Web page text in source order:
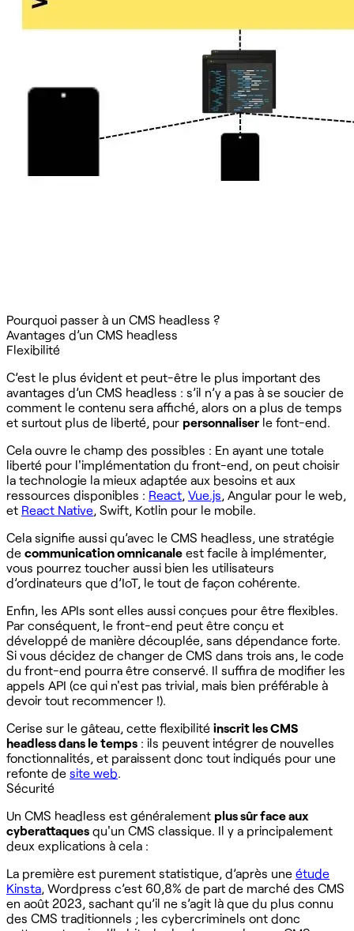
Pourquoi passer à un CMS headless ?
Avantages d’un CMS headless
Flexibilité
C’est le plus évident et peut-être le plus important des
avantages d’un CMS headless : s’il n’y a pas à se soucier de
comment le contenu sera affiché, alors on a plus de temps
et surtout plus de liberté, pour personnaliser le font-end.
Cela ouvre le champ des possibles : En ayant une totale
liberté pour l'implémentation du front-end, on peut choisir
la technologie la mieux adaptée aux besoins et aux
ressources disponibles : React, Vue.js, Angular pour le web,
et React Native, Swift, Kotlin pour le mobile.
Cela signifie aussi qu’avec le CMS headless, une stratégie
de communication omnicanale est facile à implémenter,
vous pourrez toucher aussi bien les utilisateurs
d’ordinateurs que d’IoT, le tout de façon cohérente.
Enfin, les APIs sont elles aussi conçues pour être flexibles.
Par conséquent, le front-end peut être conçu et
développé de manière découplée, sans dépendance forte.
Si vous décidez de changer de CMS dans trois ans, le code
du front-end pourra être conservé. Il suffira de modifier les
appels API (ce qui n'est pas trivial, mais bien préférable à
devoir tout recommencer !).
Cerise sur le gâteau, cette flexibilité inscrit les CMS
headless dans le temps : ils peuvent intégrer de nouvelles
fonctionnalités, et paraissent donc tout indiqués pour une
refonte de site web.
Sécurité
Un CMS headless est généralement plus sûr face aux
cyberattaques qu'un CMS classique. Il y a principalement
deux explications à cela :
La première est purement statistique, d’après une étude
Kinsta, Wordpress c’est 60,8% de part de marché des CMS
en août 2023, sachant qu’il ne s’agit là que du plus connu
des CMS traditionnels ; les cybercriminels ont donc